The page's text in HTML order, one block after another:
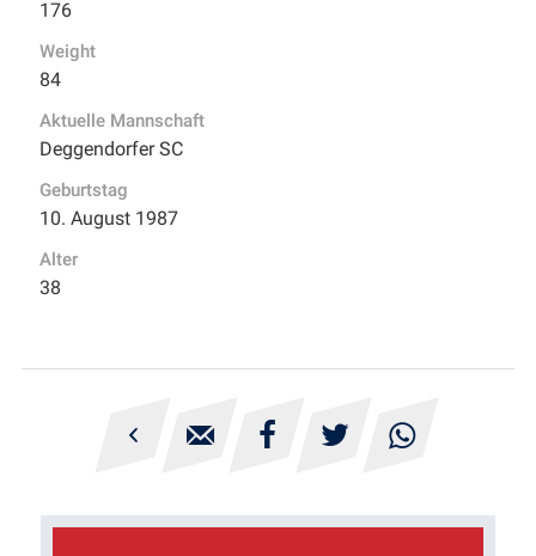
176
Weight
84
Aktuelle Mannschaft
Deggendorfer SC
Geburtstag
10. August 1987
Alter
38
    